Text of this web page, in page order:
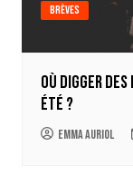
Brèves
Où digger
été ?
Emma Auriol